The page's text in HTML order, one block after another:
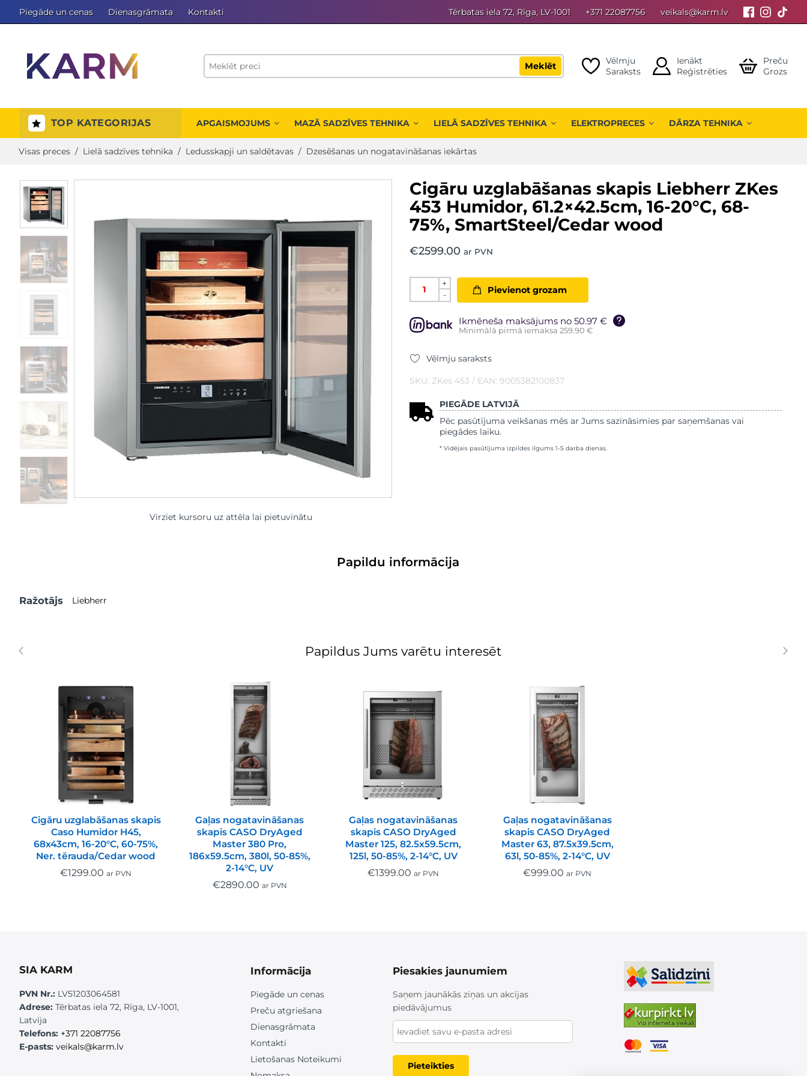
Piegāde un cenas Dienasgrāmata Kontakti Tērbatas iela 72, Rīga, LV-1001 +371 22087756 veikals@karm.lv
Meklēt
Vēlmju
Saraksts
Ienākt
Reģistrēties
Preču
Grozs
TOP KATEGORIJAS APGAISMOJUMS MAZĀ SADZĪVES TEHNIKA LIELĀ SADZĪVES TEHNIKA ELEKTROPRECES DĀRZA TEHNIKA
Visas preces / Lielā sadzīves tehnika / Ledusskapji un saldētavas / Dzesēšanas un nogatavināšanas iekārtas
Virziet kursoru uz attēla lai pietuvinātu
Cigāru uzglabāšanas skapis Liebherr ZKes
453 Humidor, 61.2×42.5cm, 16-20°C, 68-
75%, SmartSteel/Cedar wood
€2599.00 ar PVN
+
-
Pievienot grozam
Ikmēneša maksājums no 50.97 €
Minimālā pirmā iemaksa 259.90 €
Vēlmju saraksts
SKU: ZKes 453 / EAN: 9005382100837
PIEGĀDE LATVIJĀ
Pēc pasūtījuma veikšanas mēs ar Jums sazināsimies par saņemšanas vai
piegādes laiku.
* Vidējais pasūtījuma izpildes ilgums 1-5 darba dienas.
Papildu informācija
Ražotājs Liebherr
Papildus Jums varētu interesēt
Cigāru uzglabāšanas skapis
Caso Humidor H45,
68x43cm, 16-20°C, 60-75%,
Ner. tērauda/Cedar wood
€1299.00 ar PVN
Gaļas nogatavināšanas
skapis CASO DryAged
Master 380 Pro,
186x59.5cm, 380l, 50-85%,
2-14°C, UV
€2890.00 ar PVN
Gaļas nogatavināšanas
skapis CASO DryAged
Master 125, 82.5x59.5cm,
125l, 50-85%, 2-14°C, UV
€1399.00 ar PVN
Gaļas nogatavināšanas
skapis CASO DryAged
Master 63, 87.5x39.5cm,
63l, 50-85%, 2-14°C, UV
€999.00 ar PVN
SIA KARM
PVN Nr.:LV51203064581
Adrese:Tērbatas iela 72, Rīga, LV-1001,
Latvija
Telefons: +371 22087756
E-pasts: veikals@karm.lv
Informācija
Piegāde un cenas
Preču atgriešana
Dienasgrāmata
Kontakti
Lietošanas Noteikumi
Piesakies jaunumiem
Saņem jaunākās ziņas un akcijas
piedāvājumus
Pieteikties